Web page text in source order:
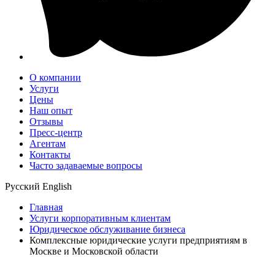
О компании
Услуги
Цены
Наш опыт
Отзывы
Пресс-центр
Агентам
Контакты
Часто задаваемые вопросы
Русский English
Главная
Услуги корпоративным клиентам
Юридическое обслуживание бизнеса
Комплексные юридические услуги предприятиям в
Москве и Московской области